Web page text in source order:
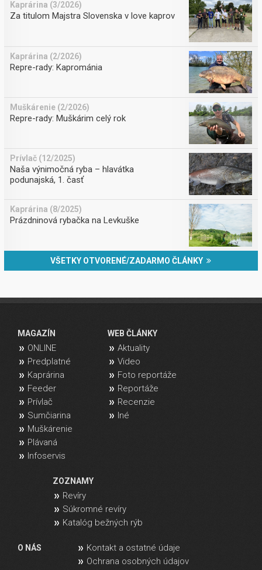
Kaprárina (3/2026)
Za titulom Majstra Slovenska v love kaprov
Kaprárina (2/2026)
Repre-rady: Kaprománia
Muškárenie (2/2026)
Repre-rady: Muškárim celý rok
Prívlač (12/2025)
Naša výnimočná ryba – hlavátka
podunajská, 1. časť
Kaprárina (8/2025)
Prázdninová rybačka na Levkuške
VŠETKY OTVORENÉ/ZADARMO ČLÁNKY
MAGAZÍN
ONLINE
Predplatné
Kaprárina
Feeder
Prívlač
Sumčiarina
Muškárenie
Plávaná
Infoservis
WEB ČLÁNKY
Aktuality
Video
Foto reportáže
Reportáže
Recenzie
Iné
ZOZNAMY
Revíry
Súkromné revíry
Katalóg bežných rýb
O NÁS
Kontakt a ostatné údaje
Ochrana osobných údajov